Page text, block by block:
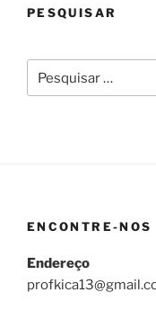
PESQUISAR
Pesquisar
por:
ENCONTRE-NOS
Endereço